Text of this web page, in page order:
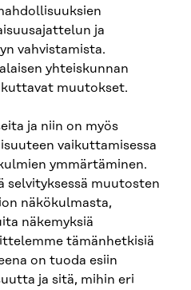
ja
vahvistamista.
yhteiskunnan
muutokset.
ja niin on myös
vaikuttamisessa
ymmärtäminen.
selvityksessä muutosten
näkökulmasta,
näkemyksiä
tämänhetkisiä
on tuoda esiin
ja sitä, mihin eri